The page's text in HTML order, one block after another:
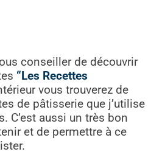
conseiller de découvrir
“Les Recettes
vous trouverez de
de pâtisserie que j’utilise
C’est aussi un très bon
et de permettre à ce